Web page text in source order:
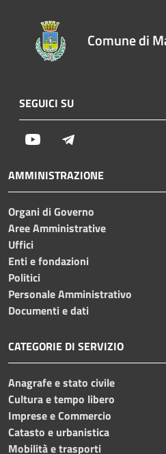
Comune di
SEGUICI SU
Youtube
AMMINISTRAZIONE
Organi di Governo
Aree Amministrative
Uffici
Enti e fondazioni
Politici
Personale Amministrativo
Documenti e dati
CATEGORIE DI SERVIZIO
Anagrafe e stato civile
Cultura e tempo libero
Imprese e Commercio
Catasto e urbanistica
Mobilità e trasporti